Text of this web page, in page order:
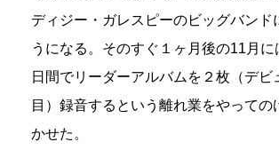
ディジー・ガレスピーのビッグバンド
うになる。そのすぐ１ヶ月後の11月に
日間でリーダーアルバムを２枚（デビ
目）録音するという離れ業をやっての
かせた。